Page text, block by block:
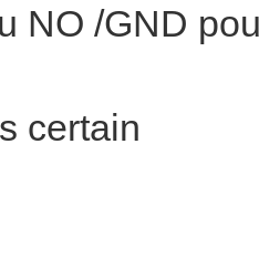
NO /GND
certain